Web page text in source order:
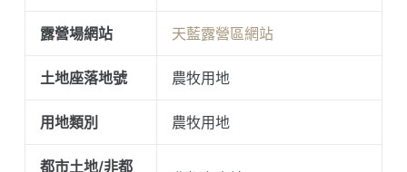
露營場網站 天藍露營區網站
土地座落地號 農牧用地
用地類別 農牧用地
都市土地/非都